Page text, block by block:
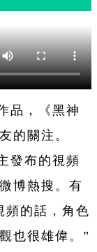
品，《黑神
的關注。
發布的視頻
博熱搜。有
頻的話，角色
也很雄偉。”